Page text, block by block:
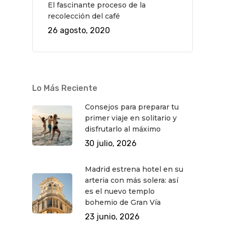
El fascinante proceso de la
recolección del café
26 agosto, 2020
Lo Más Reciente
Consejos para preparar tu
primer viaje en solitario y
disfrutarlo al máximo
30 julio, 2026
Madrid estrena hotel en su
arteria con más solera: así
es el nuevo templo
bohemio de Gran Vía
23 junio, 2026